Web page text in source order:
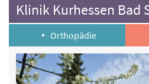
Klinik Kurhessen Bad
Orthopädie